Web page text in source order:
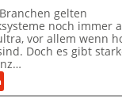
k
t
e
U
l
t
gelten
noch immer
vor allem wenn
Doch es gibt
:
K